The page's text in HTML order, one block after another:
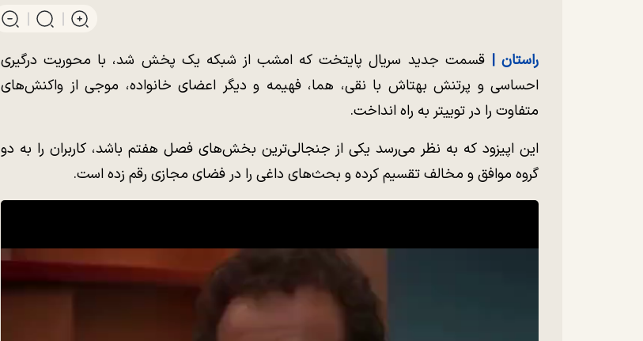
راستان | قسمت جدید سریال پایتخت که امشب از شبکه یک پخش شد، با محوریت درگیری
احساسی و پرتنش بهتاش با نقی، هما، فهیمه و دیگر اعضای خانواده، موجی از واکنش‌های
متفاوت را در توییتر به راه انداخت.
این اپیزود که به نظر می‌رسد یکی از جنجالی‌ترین بخش‌های فصل هفتم باشد، کاربران را به دو
گروه موافق و مخالف تقسیم کرده و بحث‌های داغی را در فضای مجازی رقم زده است.